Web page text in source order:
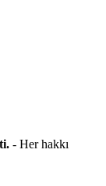
- Her hakkı